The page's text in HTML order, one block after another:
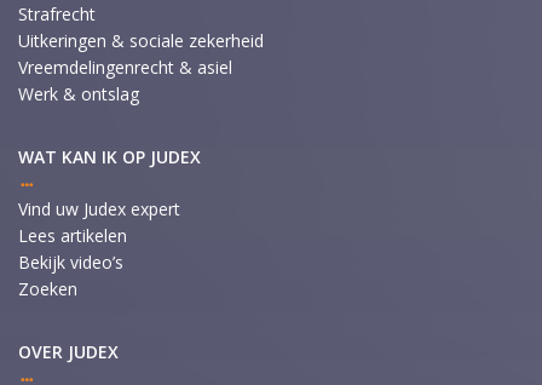
Strafrecht
Uitkeringen & sociale zekerheid
Vreemdelingenrecht & asiel
Werk & ontslag
WAT KAN IK OP JUDEX
Vind uw Judex expert
Lees artikelen
Bekijk video’s
Zoeken
OVER JUDEX